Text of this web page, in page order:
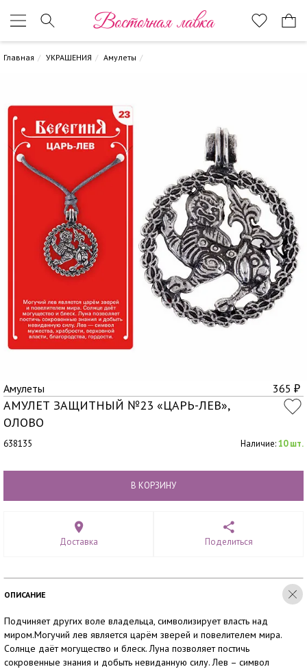
Восточная лавка
Главная УКРАШЕНИЯ Амулеты
Амулеты 365 ₽
АМУЛЕТ ЗАЩИТНЫЙ №23 «ЦАРЬ-ЛЕВ»,
ОЛОВО
638135 Наличие:10 шт.
В КОРЗИНУ
Доставка Поделиться
ОПИСАНИЕ
Подчиняет других воле владельца, символизирует власть над
миром.Могучий лев является царём зверей и повелителем мира.
Солнце даёт могущество и блеск. Луна позволяет постичь
сокровенные знания и добыть невиданную силу. Лев – символ